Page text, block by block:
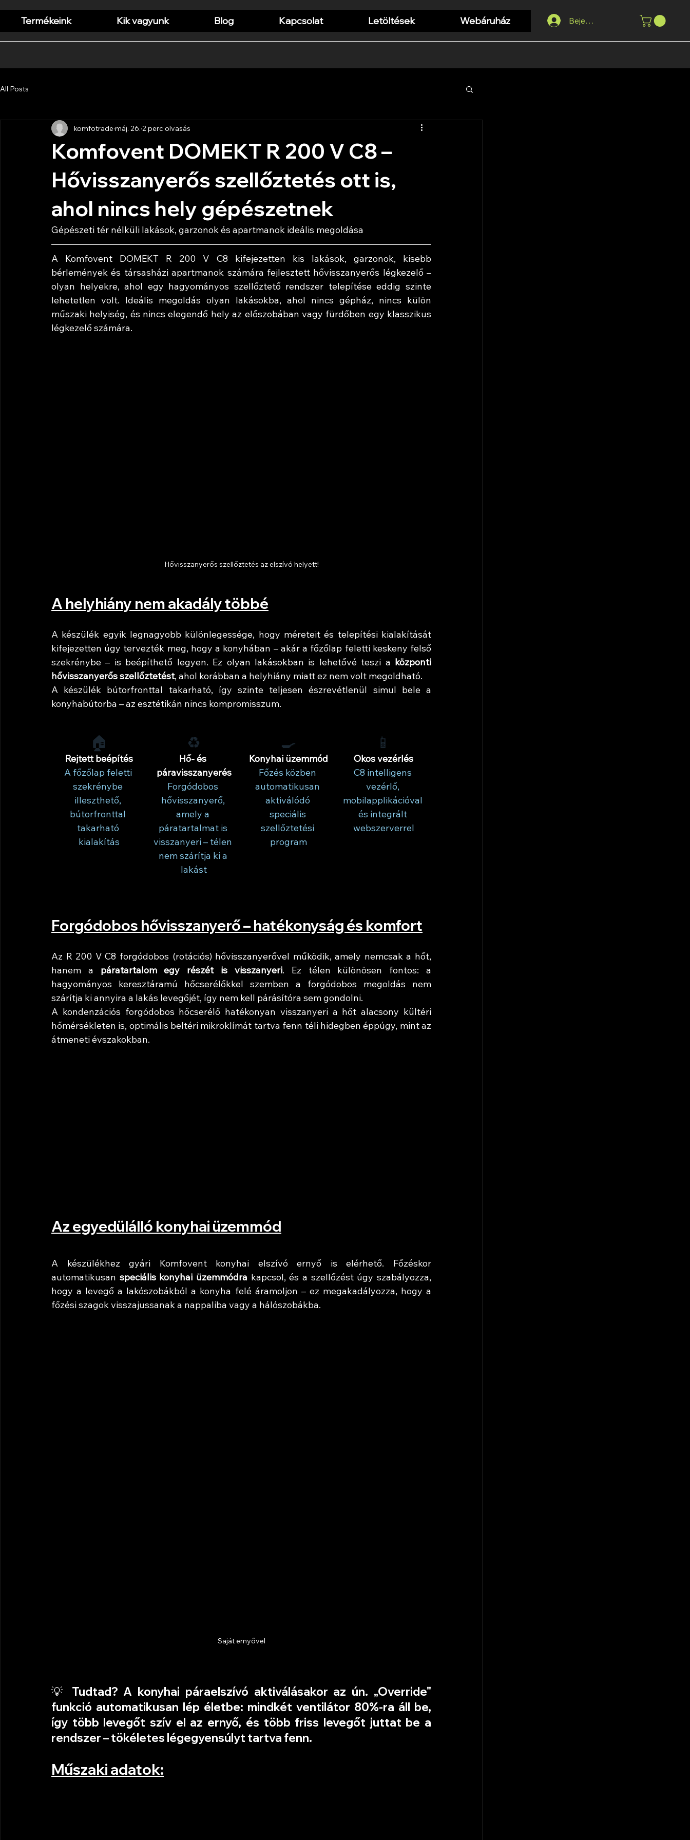
Termékeink Kik vagyunk Blog Kapcsolat Letöltések Webáruház Bejelentkezés
All Posts
Komfovent DOMEKT R 200 V C8 –
Hővisszanyerős szellőztetés ott is,
ahol nincs hely gépészetnek
komfotrade máj. 26. 2 perc olvasás
Gépészeti tér nélküli lakások, garzonok és apartmanok ideális megoldása
A Komfovent DOMEKT R 200 V C8 kifejezetten kis lakások, garzonok, kisebb
bérlemények és társasházi apartmanok számára fejlesztett hővisszanyerős légkezelő –
olyan helyekre, ahol egy hagyományos szellőztető rendszer telepítése eddig szinte
lehetetlen volt. Ideális megoldás olyan lakásokba, ahol nincs gépház, nincs külön
műszaki helyiség, és nincs elegendő hely az előszobában vagy fürdőben egy klasszikus
légkezelő számára.
Hővisszanyerős szellőztetés az elszívó helyett!
A helyhiány nem akadály többé
A készülék egyik legnagyobb különlegessége, hogy méreteit és telepítési kialakítását
kifejezetten úgy tervezték meg, hogy a konyhában – akár a főzőlap feletti keskeny felső
szekrénybe – is beépíthető legyen. Ez olyan lakásokban is lehetővé teszi a központi
hővisszanyerős szellőztetést, ahol korábban a helyhiány miatt ez nem volt megoldható.
A készülék bútorfronttal takarható, így szinte teljesen észrevétlenül simul bele a
konyhabútorba – az esztétikán nincs kompromisszum.
🏠
Rejtett beépítés
A főzőlap feletti
szekrénybe
illeszthető,
bútorfronttal
takarható
kialakítás
♻️
Hő- és
páravisszanyerés
Forgódobos
hővisszanyerő,
amely a
páratartalmat is
visszanyeri – télen
nem szárítja ki a
lakást
🍳
Konyhai üzemmód
Főzés közben
automatikusan
aktiválódó
speciális
szellőztetési
program
📱
Okos vezérlés
C8 intelligens
vezérlő,
mobilapplikációval
és integrált
webszerverrel
Forgódobos hővisszanyerő – hatékonyság és komfort
Az R 200 V C8 forgódobos (rotációs) hővisszanyerővel működik, amely nemcsak a hőt,
hanem a páratartalom egy részét is visszanyeri. Ez télen különösen fontos: a
hagyományos keresztáramú hőcserélőkkel szemben a forgódobos megoldás nem
szárítja ki annyira a lakás levegőjét, így nem kell párásítóra sem gondolni.
A kondenzációs forgódobos hőcserélő hatékonyan visszanyeri a hőt alacsony kültéri
hőmérsékleten is, optimális beltéri mikroklímát tartva fenn téli hidegben éppúgy, mint az
átmeneti évszakokban.
Az egyedülálló konyhai üzemmód
A készülékhez gyári Komfovent konyhai elszívó ernyő is elérhető. Főzéskor
automatikusan speciális konyhai üzemmódra kapcsol, és a szellőzést úgy szabályozza,
hogy a levegő a lakószobákból a konyha felé áramoljon – ez megakadályozza, hogy a
főzési szagok visszajussanak a nappaliba vagy a hálószobákba.
Saját ernyővel
💡 Tudtad? A konyhai páraelszívó aktiválásakor az ún. „Override"
funkció automatikusan lép életbe: mindkét ventilátor 80%-ra áll be,
így több levegőt szív el az ernyő, és több friss levegőt juttat be a
rendszer – tökéletes légegyensúlyt tartva fenn.
Műszaki adatok: